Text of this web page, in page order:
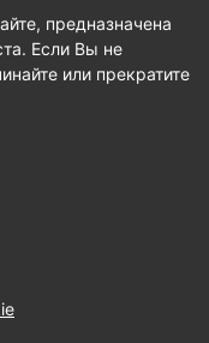
предназначена
Если Вы не
или прекратите